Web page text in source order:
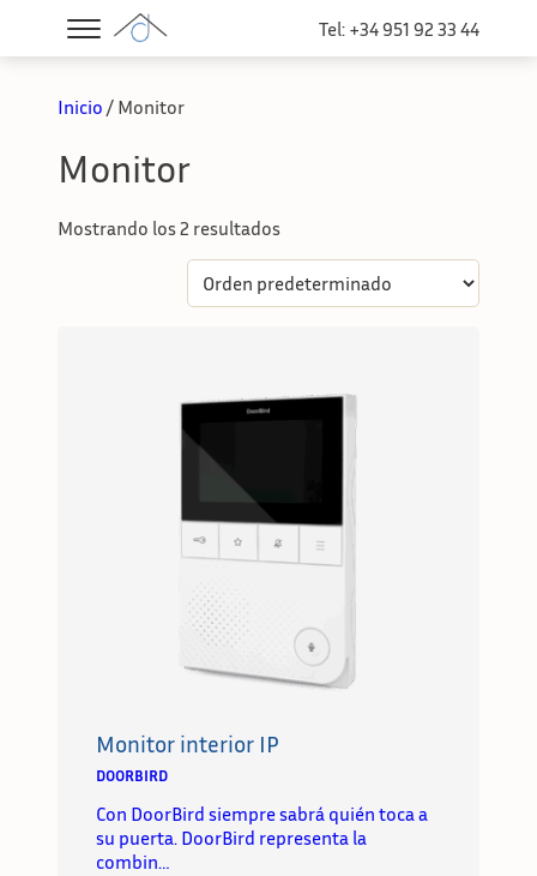
Tel: +34 951 92 33 44
Inicio / Monitor
Monitor
Mostrando los 2 resultados
Monitor interior IP
DOORBIRD
Con DoorBird siempre sabrá quién toca a
su puerta. DoorBird representa la
combin…